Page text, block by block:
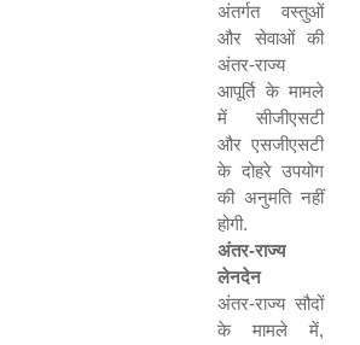
अंतर्गत वस्तुओं
और सेवाओं की
अंतर-राज्य
आपूर्ति के मामले
में सीजीएसटी
और एसजीएसटी
के दोहरे उपयोग
की अनुमति नहीं
होगी.
अंतर-राज्य
लेनदेन
अंतर-राज्य सौदों
के मामले में,